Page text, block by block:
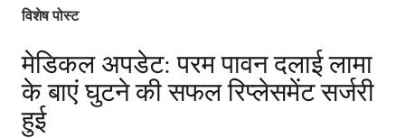
विशेष पोस्ट
मेडिकल अपडेट: परम पावन दलाई लामा
के बाएं घुटने की सफल रिप्लेसमेंट सर्जरी
हुई